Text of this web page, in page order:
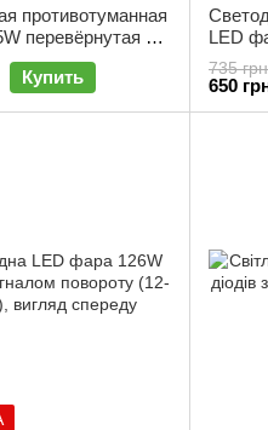
противотуманная
перевёрнутая с 3
бампер | ФЛ-301
Купить
LED
735
650